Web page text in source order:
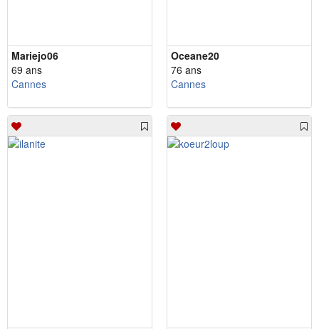
Mariejo06
69 ans
Cannes
Oceane20
76 ans
Cannes